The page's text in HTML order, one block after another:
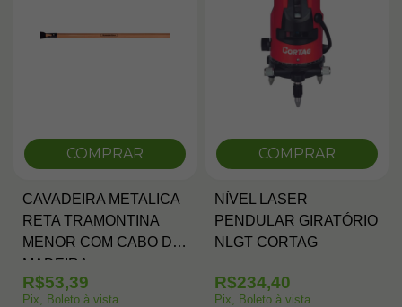
COMPRAR
CAVADEIRA METALICA
RETA TRAMONTINA
MENOR COM CABO DE
MADEIRA
R$53,39
Pix, Boleto à vista
COMPRAR
NÍVEL LASER
PENDULAR GIRATÓRIO
NLGT CORTAG
R$234,40
Pix, Boleto à vista